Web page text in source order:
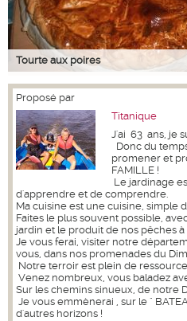
Tourte aux poires
Proposé par
Titanique
J'ai 63 ans, je
Donc du
promener et
FAMILLE !
Le jardinage
d'apprendre et de comprendre.
Ma cuisine est une cuisine, simple
Faites le plus souvent possible,
jardin et le produit de nos pêches à
Je vous ferai, visiter notre
vous, dans nos promenades du
Notre terroir est plein de
Venez nombreux, vous baladez
Sur les chemins sinueux, de notre
Je vous emmènerai , sur le "
d'autres horizons !